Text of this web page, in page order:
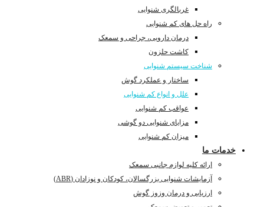
غربالگری شنوایی
راه حل های کم شنوایی
درمان دارویی، جراحی و سمعک
کاشت حلزون
شناخت سیستم شنوایی
ساختار و عملکرد گوش
علل و انواع کم شنوایی
عواقب کم شنوایی
مزایای شنوایی دو گوشی
میزان کم شنوایی
خدمات ما
ارائه کلیه لوازم جانبی سمعک
آزمایشات شنوایی بزرگسالان، کودکان و نوزادان (ABR)
ارزیابی و درمان وزوز گوش